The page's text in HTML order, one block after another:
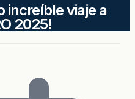
increíble viaje a
2025!